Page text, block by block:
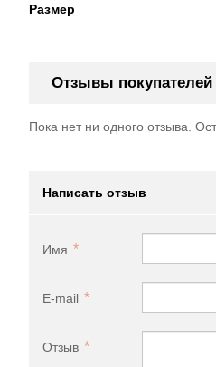
Размер
Отзывы покупателей
Пока нет ни одного отзыва.
Написать отзыв
Имя
E-mail
Отзыв